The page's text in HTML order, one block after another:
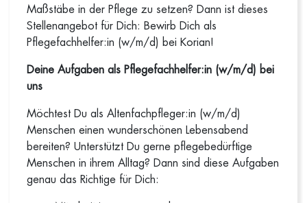
Maßstäbe in der Pflege zu setzen? Dann ist dieses
Stellenangebot für Dich: Bewirb Dich als
Pflegefachhelfer:in (w/m/d) bei Korian!
Deine Aufgaben als Pflegefachhelfer:in (w/m/d) bei
uns
Möchtest Du als Altenfachpfleger:in (w/m/d)
Menschen einen wunderschönen Lebensabend
bereiten? Unterstützt Du gerne pflegebedürftige
Menschen in ihrem Alltag? Dann sind diese Aufgaben
genau das Richtige für Dich: